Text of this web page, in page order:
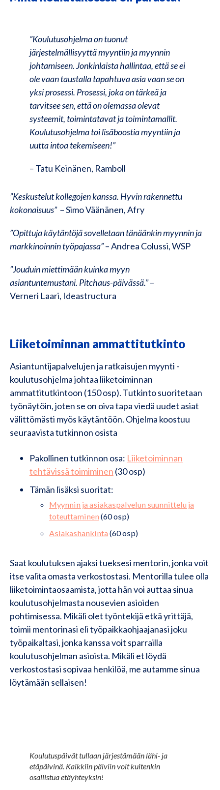
”Koulutusohjelma on tuonut
järjestelmällisyyttä myyntiin ja myynnin
johtamiseen. Jonkinlaista hallintaa, että se ei
ole vaan taustalla tapahtuva asia vaan se on
yksi prosessi. Prosessi, joka on tärkeä ja
tarvitsee sen, että on olemassa olevat
systeemit, toimintatavat ja toimintamallit.
Koulutusohjelma toi lisäboostia myyntiin ja
uutta intoa tekemiseen!”
– Tatu Keinänen, Ramboll
”Keskustelut kollegojen kanssa. Hyvin rakennettu
kokonaisuus”– Simo Väänänen, Afry​
”Opittuja käytäntöjä sovelletaan tänäänkin myynnin ja
markkinoinnin työpajassa”– Andrea Colussi, WSP​
”Jouduin miettimään kuinka myyn
asiantuntemustani. Pitchaus-päivässä.”–
Verneri Laari, Ideastructura​
Liiketoiminnan ammattitutkinto
Asiantuntijapalvelujen ja ratkaisujen myynti -
koulutusohjelma johtaa liiketoiminnan
ammattitutkintoon (150 osp). Tutkinto suoritetaan
työnäytöin, joten se on oiva tapa viedä uudet asiat
välittömästi myös käytäntöön. Ohjelma koostuu
seuraavista tutkinnon osista
Pakollinen tutkinnon osa: Liiketoiminnan
tehtävissä toimiminen (30 osp)
Tämän lisäksi suoritat:
Myynnin ja asiakaspalvelun suunnittelu ja
toteuttaminen (60 osp)
Asiakashankinta (60 osp)
Saat koulutuksen ajaksi tueksesi mentorin, jonka voit
itse valita omasta verkostostasi. Mentorilla tulee olla
liiketoimintaosaamista, jotta hän voi auttaa sinua
koulutusohjelmasta nousevien asioiden
pohtimisessa. Mikäli olet työntekijä etkä yrittäjä,
toimii mentorinasi eli työpaikkaohjaajanasi joku
työpaikaltasi, jonka kanssa voit sparrailla
koulutusohjelman asioista. Mikäli et löydä
verkostostasi sopivaa henkilöä, me autamme sinua
löytämään sellaisen!
Koulutuspäivät tullaan järjestämään lähi- ja
etäpäivinä. Kaikkiin päiviin voit kuitenkin
osallistua etäyhteyksin!